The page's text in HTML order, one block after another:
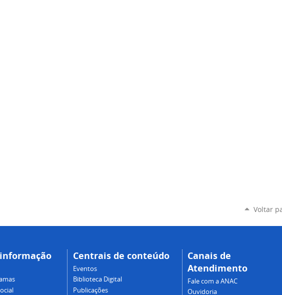
Voltar
Centrais de conteúdo
Eventos
Biblioteca Digital
Publicações
Canais de
Atendimento
Fale com a ANAC
Ouvidoria